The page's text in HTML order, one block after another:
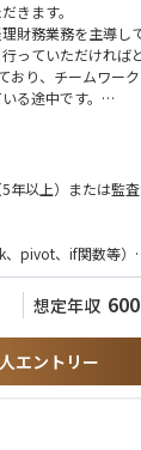
きます。
財務業務を主導し
っていただければ
おり、チームワー
る途中です。
論点や税務論点を
ります。
起票・入出金管理等
決算）
して決定する予定
年以上）または監
pivot、if関数等）
想定年収 600
エントリー